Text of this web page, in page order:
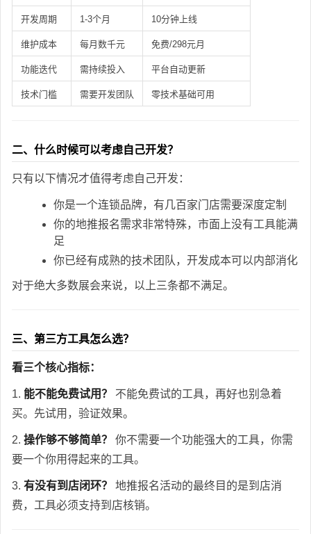
开发周期 1-3个月 10分钟上线
维护成本 每月数千元 免费/298元月
功能迭代 需持续投入 平台自动更新
技术门槛 需要开发团队 零技术基础可用
二、什么时候可以考虑自己开发？
只有以下情况才值得考虑自己开发：
你是一个连锁品牌，有几百家门店需要深度定制
你的地推报名需求非常特殊，市面上没有工具能满
足
你已经有成熟的技术团队，开发成本可以内部消化
对于绝大多数展会来说，以上三条都不满足。
三、第三方工具怎么选？
看三个核心指标：
1. 能不能免费试用？
不能免费试的工具，再好也别急着
买。先试用，验证效果。
2. 操作够不够简单？
你不需要一个功能强大的工具，你需
要一个你用得起来的工具。
3. 有没有到店闭环？
地推报名活动的最终目的是到店消
费，工具必须支持到店核销。